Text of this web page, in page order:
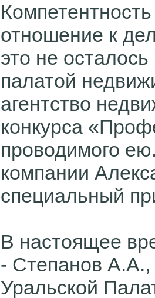
отношение к
это не
палатой
агентство
конкурса
проводимого
компании
специальный
В настоящее
- Степанов А.А.,
Уральской